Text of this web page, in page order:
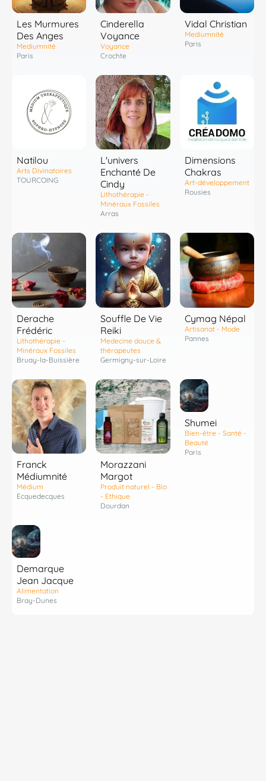
Les Murmures
Des Anges
Mediumnité
Paris
Cinderella
Voyance
Voyance
Crochte
Vidal Christian
Mediumnité
Paris
Natilou
Arts Divinatoires
TOURCOING
L'univers
Enchanté De
Cindy
Lithothérapie -
Minéraux Fossiles
Arras
Dimensions
Chakras
Art-développement
Rousies
Derache
Frédéric
Lithothérapie -
Minéraux Fossiles
Bruay-la-Buissière
Souffle De Vie
Reiki
Medecine douce &
thérapeutes
Germigny-sur-Loire
Cymag Népal
Artisanat - Mode
Pannes
Franck
Médiumnité
Médium
Ecquedecques
Morazzani
Margot
Produit naturel - Bio
- Ethique
Dourdan
Shumei
Bien-être - Santé -
Beauté
Paris
Demarque
Jean Jacque
Alimentation
Bray-Dunes